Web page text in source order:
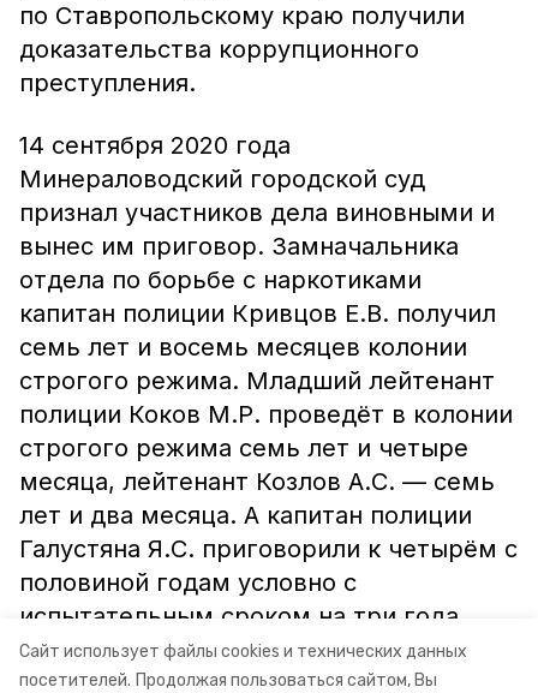
Сайт использует файлы cookies и технических данных
посетителей. Продолжая пользоваться сайтом, Вы
по Ставропольскому краю получили
доказательства коррупционного
преступления.
14 сентября 2020 года
Минераловодский городской суд
признал участников дела виновными и
вынес им приговор. Замначальника
отдела по борьбе с наркотиками
капитан полиции Кривцов Е.В. получил
семь лет и восемь месяцев колонии
строгого режима. Младший лейтенант
полиции Коков М.Р. проведёт в колонии
строгого режима семь лет и четыре
месяца, лейтенант Козлов А.С. — семь
лет и два месяца. А капитан полиции
Галустяна Я.С. приговорили к четырём с
половиной годам условно с
испытательным сроком на три года.